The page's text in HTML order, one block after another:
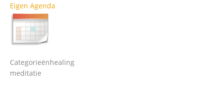
Eigen Agenda
Categorieënhealing
meditatie